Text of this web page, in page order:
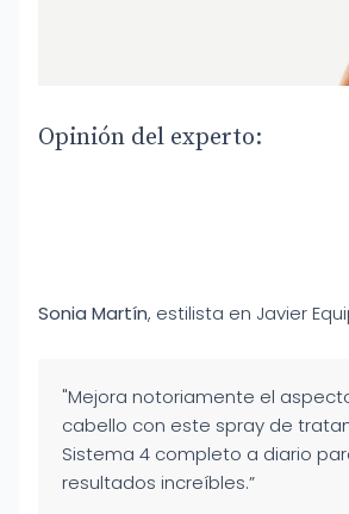
Opinión del experto:
Sonia Martín, estilista en Javier
"Mejora notoriamente el
cabello con este spray de
Sistema 4 completo a diario
resultados increíbles.”